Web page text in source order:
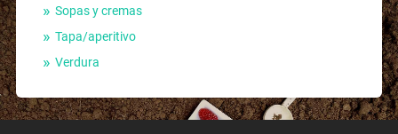
Sopas y cremas
Tapa/aperitivo
Verdura